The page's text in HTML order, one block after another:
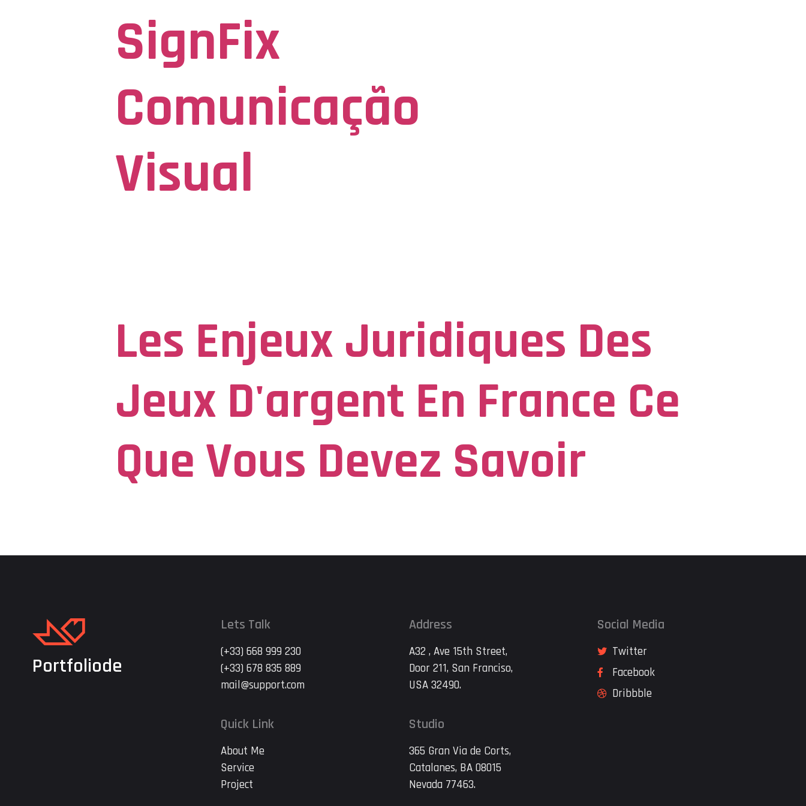
SignFix
Comunicação
Visual
Les Enjeux Juridiques Des
Jeux D'argent En France Ce
Que Vous Devez Savoir
Portfoliode
Lets Talk
(+33) 668 999 230
(+33) 678 835 889
mail@support.com
Quick Link
About Me
Service
Project
Address
A32 , Ave 15th Street,
Door 211, San Franciso,
USA 32490.
Studio
365 Gran Via de Corts,
Catalanes, BA 08015
Nevada 77463.
Social Media
Twitter
Facebook
Dribbble